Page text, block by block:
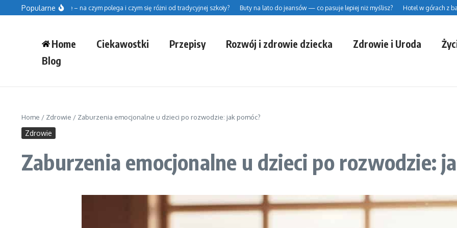
Przejdź do treści
Popularne
fińska w Polsce – na czym polega i czym się różni od tradycyjnej szkoły? Buty na lato do jeansów — co pasuje lepiej niż myślisz? Hotel w górach z
Home Ciekawostki Przepisy Rozwój i zdrowie dziecka Zdrowie i Uroda
Blog
Home / Zdrowie / Zaburzenia emocjonalne u dzieci po rozwodzie: jak pomóc?
Zdrowie
Zaburzenia emocjonalne u dzieci po rozwodzie: